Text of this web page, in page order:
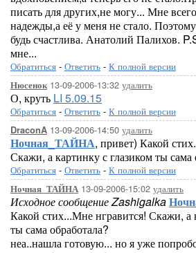
писать для других,не могу... Мне
надежды,а её у меня не стало.
будь счастлива. Анатолий Палихов.
мне...
Обратиться - Ответить - К полной версии
Нюсенок13-09-2006-13:32 удалить
О, круть LI 5.09.15
Обратиться - Ответить - К полной версии
DraconA 13-09-2006-14:50 удалить
Ночная_ТАЙНА, привет) Какой
Скажи, а картинку с глазиком ты сама
Обратиться - Ответить - К полной версии
Ночная_ТАЙНА 13-09-2006-15:02 удалить
Исходное сообщение Zashigalka
Какой стих...Мне нгравится! Скажи, а
ты сама обработала?
неа..нашла готовую... но я уже